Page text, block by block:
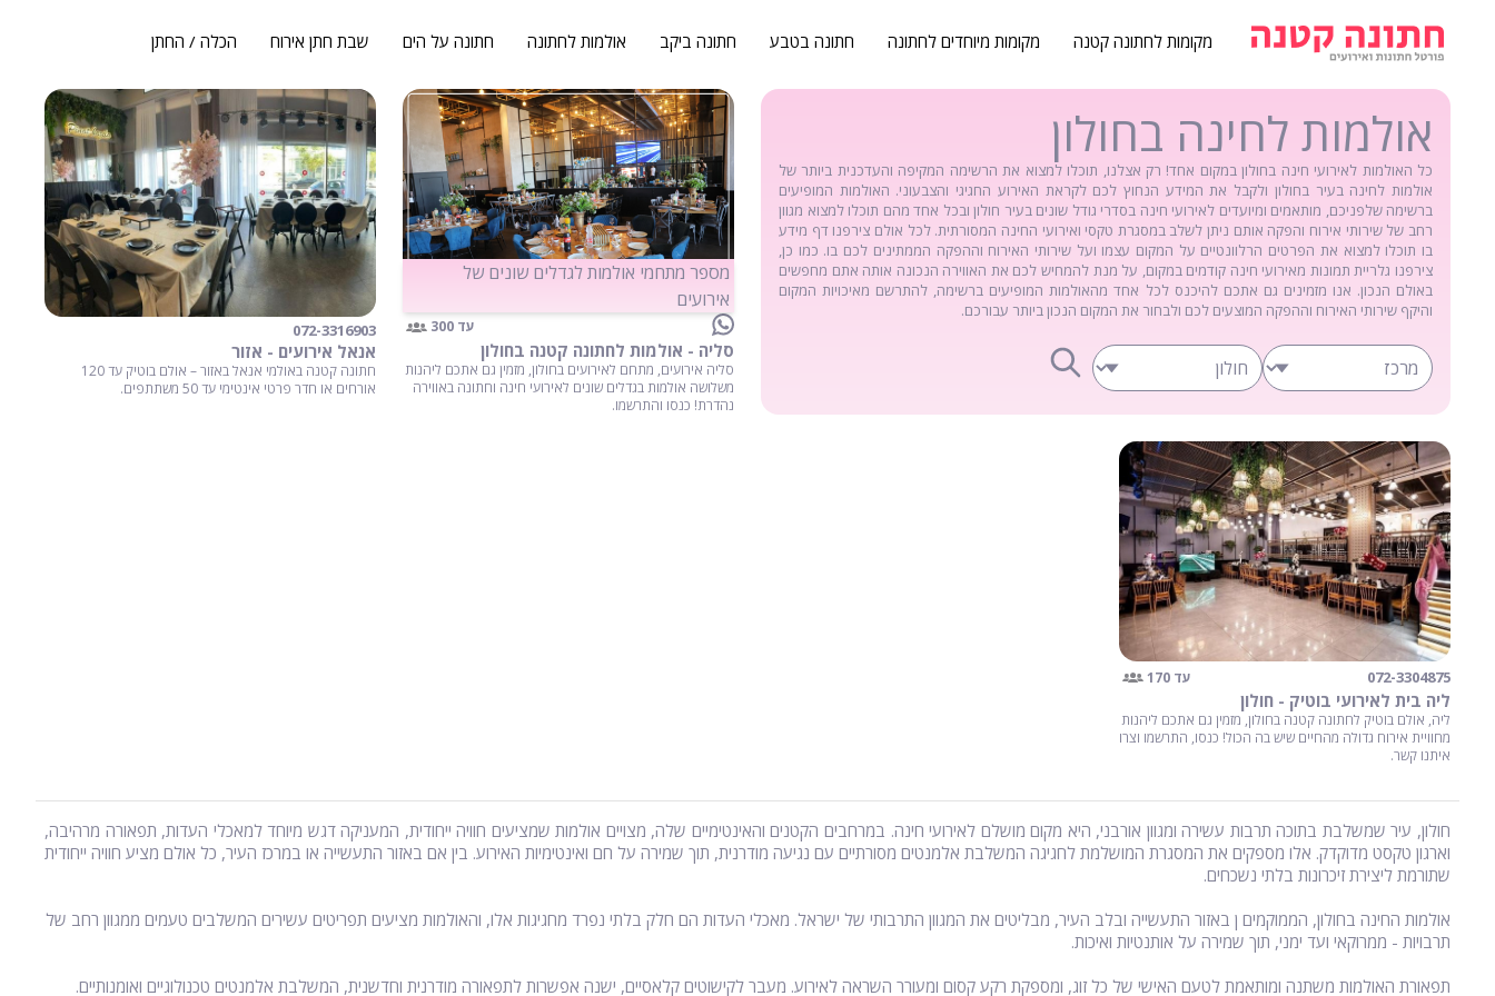
מקומות לחתונה קטנה מקומות מיוחדים לחתונה חתונה בטבע חתונה ביקב אולמות לחתונה חתונה על הים שבת חתן אירוח הכלה / החתן
אולמות לחינה בחולון
כל האולמות לאירועי חינה בחולון במקום אחד! רק אצלנו, תוכלו למצוא את הרשימה המקיפה והעדכנית ביותר של
אולמות לחינה בעיר בחולון ולקבל את המידע הנחוץ לכם לקראת האירוע החגיגי והצבעוני. האולמות המופיעים
ברשימה שלפניכם, מותאמים ומיועדים לאירועי חינה בסדרי גודל שונים בעיר חולון ובכל אחד מהם תוכלו למצוא מגוון
רחב של שירותי אירוח והפקה אותם ניתן לשלב במסגרת טקסי ואירועי החינה המסורתית. לכל אולם צירפנו דף מידע
בו תוכלו למצוא את הפרטים הרלוונטיים על המקום עצמו ועל שירותי האירוח וההפקה הממתינים לכם בו. כמו כן,
צירפנו גלריית תמונות מאירועי חינה קודמים במקום, על מנת להמחיש לכם את האווירה הנכונה אותה אתם מחפשים
באולם הנכון. אנו מזמינים גם אתכם להיכנס לכל אחד מהאולמות המופיעים ברשימה, להתרשם מאיכויות המקום
והיקף שירותי האירוח וההפקה המוצעים לכם ולבחור את המקום הנכון ביותר עבורכם.
מספר מתחמי אולמות לגדלים שונים של
אירועים
עד 300
סליה - אולמות לחתונה קטנה בחולון
סליה אירועים, מתחם לאירועים בחולון, מזמין גם אתכם ליהנות
משלושה אולמות בגדלים שונים לאירועי חינה וחתונה באווירה
נהדרת! כנסו והתרשמו.
072-3316903
אנאל אירועים - אזור
חתונה קטנה באולמי אנאל באזור – אולם בוטיק עד 120
אורחים או חדר פרטי אינטימי עד 50 משתתפים.
072-3304875 עד 170
ליה בית לאירועי בוטיק - חולון
ליה, אולם בוטיק לחתונה קטנה בחולון, מזמין גם אתכם ליהנות
מחוויית אירוח גדולה מהחיים שיש בה הכול! כנסו, התרשמו וצרו
איתנו קשר.
חולון, עיר שמשלבת בתוכה תרבות עשירה ומגוון אורבני, היא מקום מושלם לאירועי חינה. במרחבים הקטנים והאינטימיים שלה, מצויים אולמות שמציעים חוויה ייחודית, המעניקה דגש מיוחד למאכלי העדות, תפאורה מרהיבה,
וארגון טקסט מדוקדק. אלו מספקים את המסגרת המושלמת לחגיגה המשלבת אלמנטים מסורתיים עם נגיעה מודרנית, תוך שמירה על חם ואינטימיות האירוע. בין אם באזור התעשייה או במרכז העיר, כל אולם מציע חוויה ייחודית
שתורמת ליצירת זיכרונות בלתי נשכחים.
אולמות החינה בחולון, הממוקמים ן באזור התעשייה ובלב העיר, מבליטים את המגוון התרבותי של ישראל. מאכלי העדות הם חלק בלתי נפרד מחגיגות אלו, והאולמות מציעים תפריטים עשירים המשלבים טעמים ממגוון רחב של
תרבויות - ממרוקאי ועד ימני, תוך שמירה על אותנטיות ואיכות.
תפאורת האולמות משתנה ומותאמת לטעם האישי של כל זוג, ומספקת רקע קסום ומעורר השראה לאירוע. מעבר לקישוטים קלאסיים, ישנה אפשרות לתפאורה מודרנית וחדשנית, המשלבת אלמנטים טכנולוגיים ואומנותיים.